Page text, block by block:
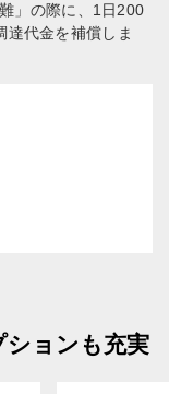
」の際に、1日200
達代金を補償しま
ションも充実